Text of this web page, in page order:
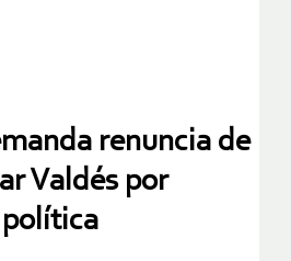
renuncia de
Valdés por